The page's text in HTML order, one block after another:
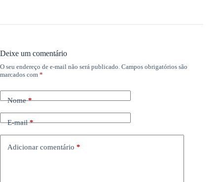
Deixe um comentário
O seu endereço de e-mail não será publicado. Campos obrigatórios são
marcados com *
Nome*
E-mail*
Adicionar comentário *